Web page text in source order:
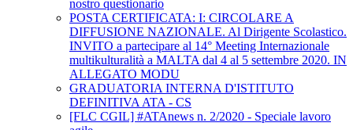
nostro questionario
POSTA CERTIFICATA: I: CIRCOLARE A
DIFFUSIONE NAZIONALE. Al Dirigente Scolastico.
INVITO a partecipare al 14° Meeting Internazionale
multikulturalità a MALTA dal 4 al 5 settembre 2020. IN
ALLEGATO MODU
GRADUATORIA INTERNA D'ISTITUTO
DEFINITIVA ATA - CS
[FLC CGIL] #ATAnews n. 2/2020 - Speciale lavoro